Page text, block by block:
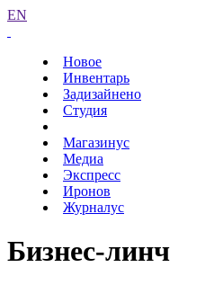
EN
Новое
Инвентарь
Задизайнено
Студия
Магазинус
Медиа
Экспресс
Иронов
Журналус
Бизнес-линч